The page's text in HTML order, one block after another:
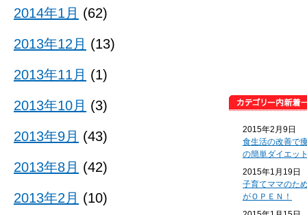
2015年2月9日
食生活の改善で
の簡単ダイエッ
2015年1月19日
子育てママのた
がＯＰＥＮ！
2014年1月 (62)
2013年12月 (13)
2013年11月 (1)
2013年10月 (3)
2013年9月 (43)
2013年8月 (42)
2013年2月 (10)